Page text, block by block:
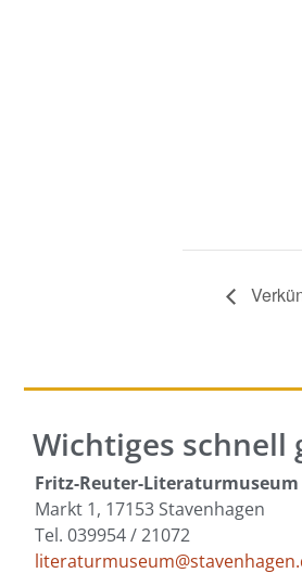
Wichtiges schnell
Fritz-Reuter-Literaturmuseum
Markt 1, 17153 Stavenhagen
Tel. 039954 / 21072